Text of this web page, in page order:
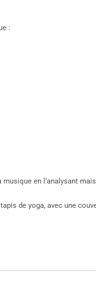
:
en l’analysant
de yoga, avec une